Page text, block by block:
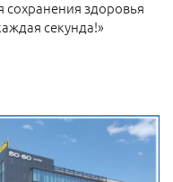
здоровья
секунда!»